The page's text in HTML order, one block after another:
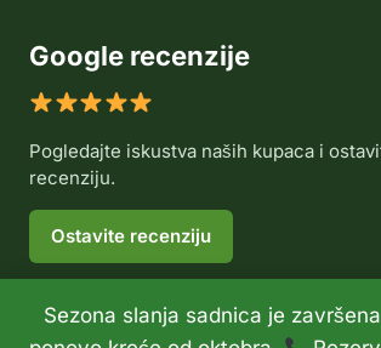
Sezona slanja sadnica je završena
Google recenzije
Pogledajte iskustva naših kupaca i
recenziju.
Ostavite recenziju